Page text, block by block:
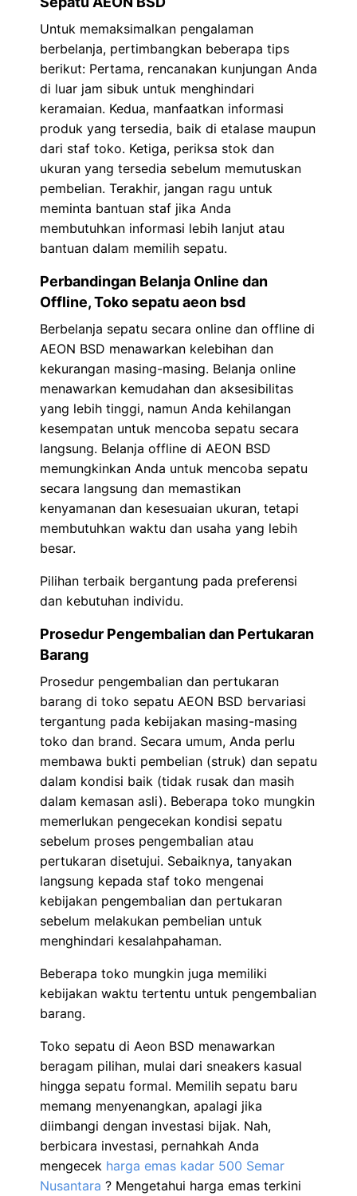
Untuk memaksimalkan pengalaman
berbelanja, pertimbangkan beberapa tips
berikut: Pertama, rencanakan kunjungan Anda
di luar jam sibuk untuk menghindari
keramaian. Kedua, manfaatkan informasi
produk yang tersedia, baik di etalase maupun
dari staf toko. Ketiga, periksa stok dan
ukuran yang tersedia sebelum memutuskan
pembelian. Terakhir, jangan ragu untuk
meminta bantuan staf jika Anda
membutuhkan informasi lebih lanjut atau
bantuan dalam memilih sepatu.
Perbandingan Belanja Online dan
Offline, Toko sepatu aeon bsd
Berbelanja sepatu secara online dan offline di
AEON BSD menawarkan kelebihan dan
kekurangan masing-masing. Belanja online
menawarkan kemudahan dan aksesibilitas
yang lebih tinggi, namun Anda kehilangan
kesempatan untuk mencoba sepatu secara
langsung. Belanja offline di AEON BSD
memungkinkan Anda untuk mencoba sepatu
secara langsung dan memastikan
kenyamanan dan kesesuaian ukuran, tetapi
membutuhkan waktu dan usaha yang lebih
besar.
Pilihan terbaik bergantung pada preferensi
dan kebutuhan individu.
Prosedur Pengembalian dan Pertukaran
Barang
Prosedur pengembalian dan pertukaran
barang di toko sepatu AEON BSD bervariasi
tergantung pada kebijakan masing-masing
toko dan brand. Secara umum, Anda perlu
membawa bukti pembelian (struk) dan sepatu
dalam kondisi baik (tidak rusak dan masih
dalam kemasan asli). Beberapa toko mungkin
memerlukan pengecekan kondisi sepatu
sebelum proses pengembalian atau
pertukaran disetujui. Sebaiknya, tanyakan
langsung kepada staf toko mengenai
kebijakan pengembalian dan pertukaran
sebelum melakukan pembelian untuk
menghindari kesalahpahaman.
Beberapa toko mungkin juga memiliki
kebijakan waktu tertentu untuk pengembalian
barang.
Toko sepatu di Aeon BSD menawarkan
beragam pilihan, mulai dari sneakers kasual
hingga sepatu formal. Memilih sepatu baru
memang menyenangkan, apalagi jika
diimbangi dengan investasi bijak. Nah,
berbicara investasi, pernahkah Anda
mengecek harga emas kadar 500 Semar
Nusantara ? Mengetahui harga emas terkini